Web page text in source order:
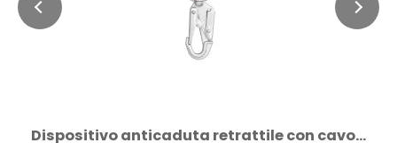
Dispositivo anticaduta retrattile con cavo...